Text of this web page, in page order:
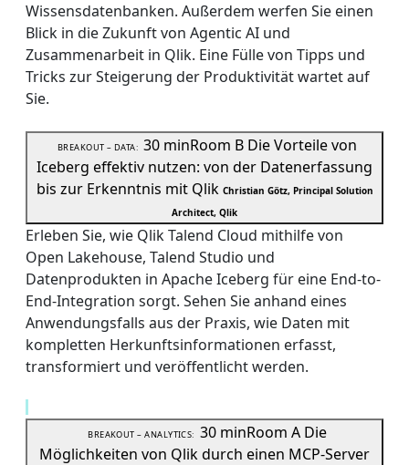
Wissensdatenbanken. Außerdem werfen Sie einen
Blick in die Zukunft von Agentic AI und
Zusammenarbeit in Qlik. Eine Fülle von Tipps und
Tricks zur Steigerung der Produktivität wartet auf
Sie.
BREAKOUT – DATA: 30 minRoom B Die Vorteile von
Iceberg effektiv nutzen: von der Datenerfassung
bis zur Erkenntnis mit Qlik Christian Götz, Principal Solution
Architect, Qlik
Erleben Sie, wie Qlik Talend Cloud mithilfe von
Open Lakehouse, Talend Studio und
Datenprodukten in Apache Iceberg für eine End-to-
End-Integration sorgt. Sehen Sie anhand eines
Anwendungsfalls aus der Praxis, wie Daten mit
kompletten Herkunftsinformationen erfasst,
transformiert und veröffentlicht werden.
BREAKOUT – ANALYTICS: 30 minRoom A Die
Möglichkeiten von Qlik durch einen MCP-Server